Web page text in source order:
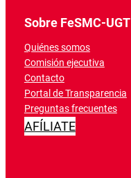
Sobre FeSMC-UGT
Quiénes somos
Comisión ejecutiva
Contacto
Portal de Transparencia
Preguntas frecuentes
AFÍLIATE